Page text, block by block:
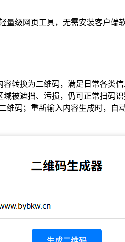
级网页工具，无需安装客户
转换为二维码，满足日常各类信
被遮挡、污损，仍可正常扫码识
维码；重新输入内容生成时，自